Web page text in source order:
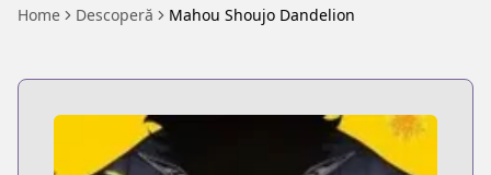
Home Descoperă Mahou Shoujo Dandelion